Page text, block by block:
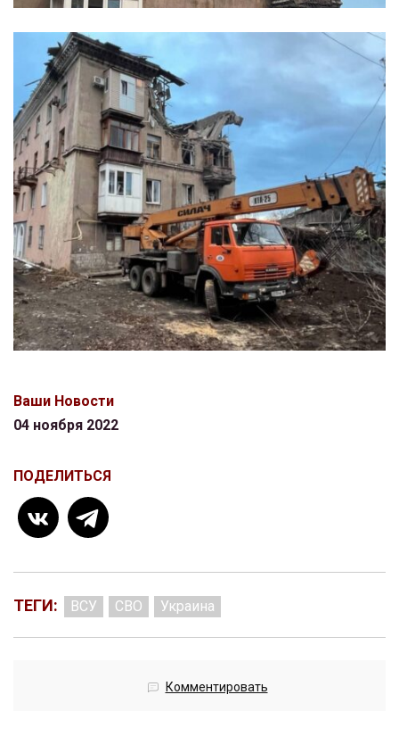
Ваши Новости
04 ноября 2022
ПОДЕЛИТЬСЯ
ТЕГИ: ВСУ СВО Украина
Комментировать